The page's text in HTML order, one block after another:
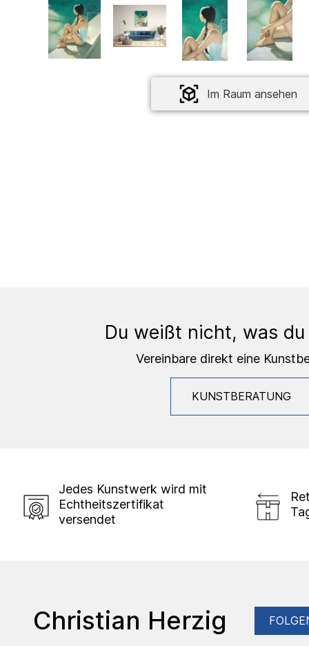
Im Raum ansehen
Du weißt nicht, was
Vereinbare direkt eine
KUNSTBERATUNG
Jedes Kunstwerk wird mit
Echtheitszertifikat
versendet
Christian Herzig